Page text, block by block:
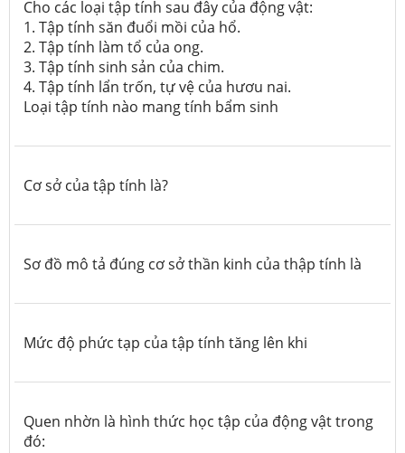
Cho các loại tập tính sau đây của động vật:
1. Tập tính săn đuổi mồi của hổ.
2. Tập tính làm tổ của ong.
3. Tập tính sinh sản của chim.
4. Tập tính lẩn trốn, tự vệ của hươu nai.
Loại tập tính nào mang tính bẩm sinh
Cơ sở của tập tính là?
Sơ đồ mô tả đúng cơ sở thần kinh của thập tính là
Mức độ phức tạp của tập tính tăng lên khi
Quen nhờn là hình thức học tập của động vật trong
đó: